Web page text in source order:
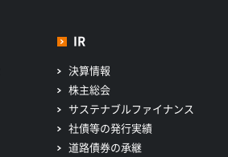
IR
決算情報
株主総会
サステナブルファイナンス
社債等の発行実績
道路債券の承継